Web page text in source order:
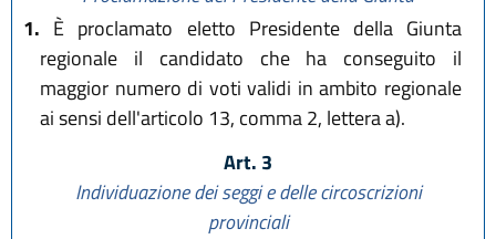
1. È proclamato eletto Presidente della Giunta
regionale il candidato che ha conseguito il
maggior numero di voti validi in ambito regionale
ai sensi dell'articolo 13, comma 2, lettera a).
Art. 3
Individuazione dei seggi e delle circoscrizioni
provinciali